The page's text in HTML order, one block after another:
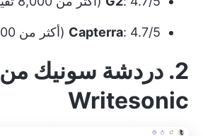
Capterra: 4.7/5 (أكثر من 3000 تقييم)
2. دردشة سونيك من
Writesonic